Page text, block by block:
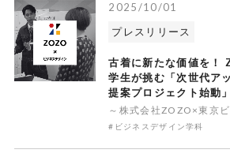
2025/10/01
プレスリリース
古着に新たな価値を！
学生が挑む「次世代ア
提案プロジェクト始動」
#ビジネスデザイン学科